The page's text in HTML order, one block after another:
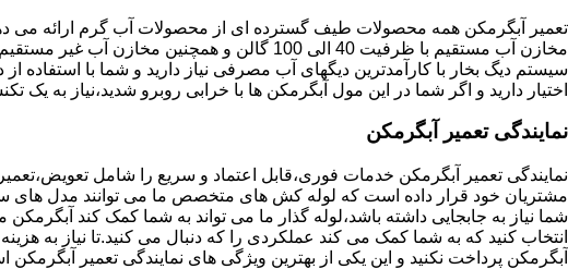
تعمیر آبگرمکن همه محصولات طیف گسترده ای از محصولات آب گرم ارائه می
مخازن آب مستقیم با ظرفیت 40 الی 100 گالن و همچنین
اختیار دارید و اگر شما در این مول آبگرمکن ها با خرابی روبرو شدید،نیاز به یک
نمایندگی تعمیر آبگرمکن
نمایندگی تعمیر آبگرمکن خدمات فوری،قابل اعتماد و سریع را شامل
مشتریان خود قرار داده است که لوله کش های متخصص ما می توانند مدل های
شما نیاز به جابجایی داشته باشد،لوله گذار ما می تواند به شما کمک کند
انتخاب کنید که به شما کمک می کند عملکردی را که دنبال می کنید.تا نیاز به
آبگرمکن پرداخت نکنید و این یکی از بهترین ویژگی های نمایندگی تعمیر آبگرمکن